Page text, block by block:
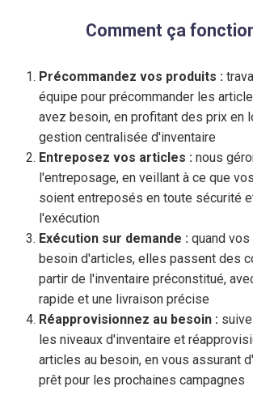
Comment ça
Précommandez vos produits :
équipe pour précommander les
avez besoin, en profitant des prix en
gestion centralisée d'inventaire
Entreposez vos articles : nous
l'entreposage, en veillant à ce que
soient entreposés en toute sécurité
l'exécution
Exécution sur demande : quand
besoin d'articles, elles passent des
partir de l'inventaire préconstitué,
rapide et une livraison précise
Réapprovisionnez au besoin :
les niveaux d'inventaire et
articles au besoin, en vous assurant
prêt pour les prochaines campagnes